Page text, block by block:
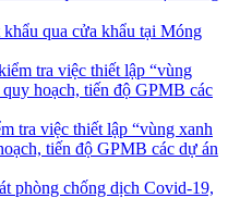
qua cửa khẩu tại Móng
tra việc thiết lập “vùng xanh
tiến độ GPMB các dự án